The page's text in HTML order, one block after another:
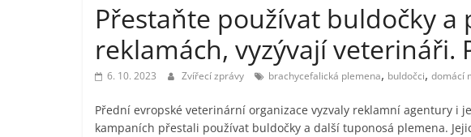
Přestaňte používat buldočky a
reklamách, vyzývají
6. 10. 2023 Zvířecí zprávy brachycefalická plemena, buldočci, domácí
Přední evropské veterinární organizace vyzvaly reklamní agentury i
kampaních přestali používat buldočky a další tuponosá plemena.